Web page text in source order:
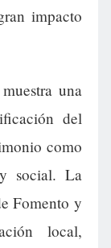
impacto
una
del
como
social. La
Fomento y
local,